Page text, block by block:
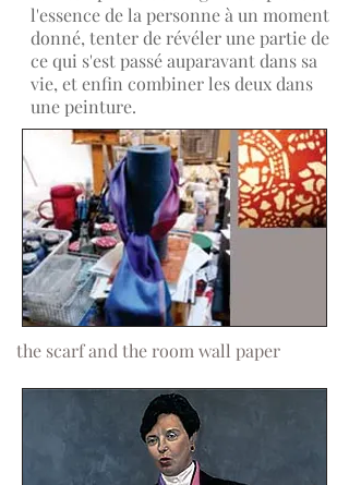
l'essence de la personne à un moment
donné, tenter de révéler une partie de
ce qui s'est passé auparavant dans sa
vie, et enfin combiner les deux dans
une peinture.
the scarf and the room wall paper